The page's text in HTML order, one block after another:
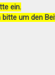
ein.
bitte um den